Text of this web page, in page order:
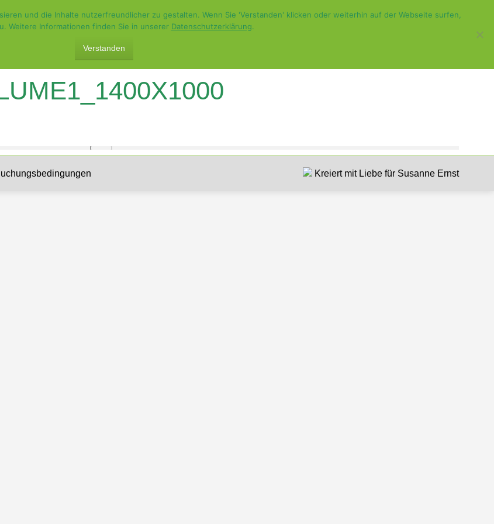
Kreiert mit Liebe für Susanne Ernst
und die Inhalte nutzerfreundlicher zu gestalten. Wenn Sie 'Verstanden' klicken oder weiterhin auf der Webseite surfen,
Weitere Informationen finden Sie in unserer Datenschutzerklärung.
Verstanden